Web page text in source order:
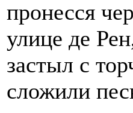
пронесся
улице де
застыл с
сложили